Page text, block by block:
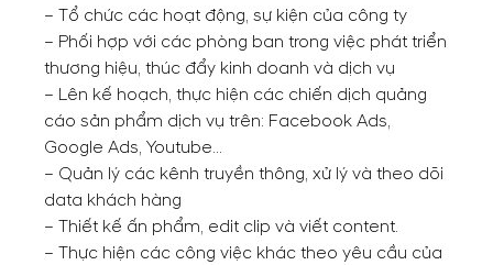
– Tổ chức các hoạt động, sự kiện của công ty
– Phối hợp với các phòng ban trong việc phát triển
thương hiệu, thúc đẩy kinh doanh và dịch vụ
– Lên kế hoạch, thực hiện các chiến dịch quảng
cáo sản phẩm dịch vụ trên: Facebook Ads,
Google Ads, Youtube…
– Quản lý các kênh truyền thông, xử lý và theo dõi
data khách hàng
– Thiết kế ấn phẩm, edit clip và viết content.
– Thực hiện các công việc khác theo yêu cầu của